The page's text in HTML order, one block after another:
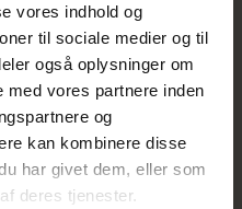
vores indhold og
til sociale medier og til
også oplysninger om
vores partnere inden
og
kan kombinere disse
har givet dem, eller som
deres tjenester.
SON of NOA creol rhodineret
sølv 15mm (1 stk.)
250,00 kr
198,00 kr